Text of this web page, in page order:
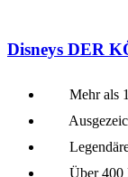
Disneys DER
Mehr als
Über 400